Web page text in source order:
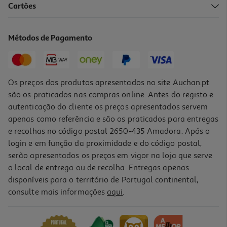
-21%
Vegegurte Soja Pleno Manga 400gr
Price reduced from
Cartões
Métodos de Pagamento
Os preços dos produtos apresentados no site Auchan.pt
são os praticados nas compras online. Antes do registo e
autenticação do cliente os preços apresentados servem
apenas como referência e são os praticados para entregas
e recolhas no código postal 2650-435 Amadora. Após o
login e em função da proximidade e do código postal,
serão apresentados os preços em vigor na loja que serve
o local de entrega ou de recolha. Entregas apenas
disponíveis para o território de Portugal continental,
consulte mais informações aqui.